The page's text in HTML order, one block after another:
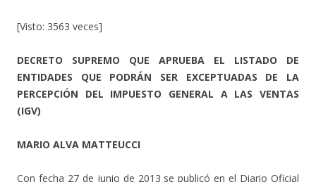
[Visto: 3563 veces]
DECRETO SUPREMO QUE APRUEBA EL LISTADO DE
ENTIDADES QUE PODRÁN SER EXCEPTUADAS DE LA
PERCEPCIÓN DEL IMPUESTO GENERAL A LAS VENTAS
(IGV)
MARIO ALVA MATTEUCCI
Con fecha 27 de junio de 2013 se publicó en el Diario Oficial